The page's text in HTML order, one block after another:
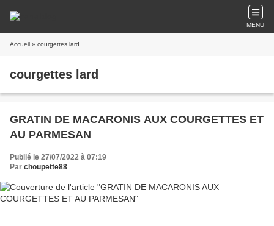
MENU
Accueil » courgettes lard
courgettes lard
GRATIN DE MACARONIS AUX COURGETTES ET
AU PARMESAN
Publié le 27/07/2022 à 07:19
Par choupette88